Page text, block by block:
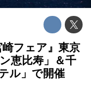
フェア』東京
恵比寿」＆千
ル」で開催